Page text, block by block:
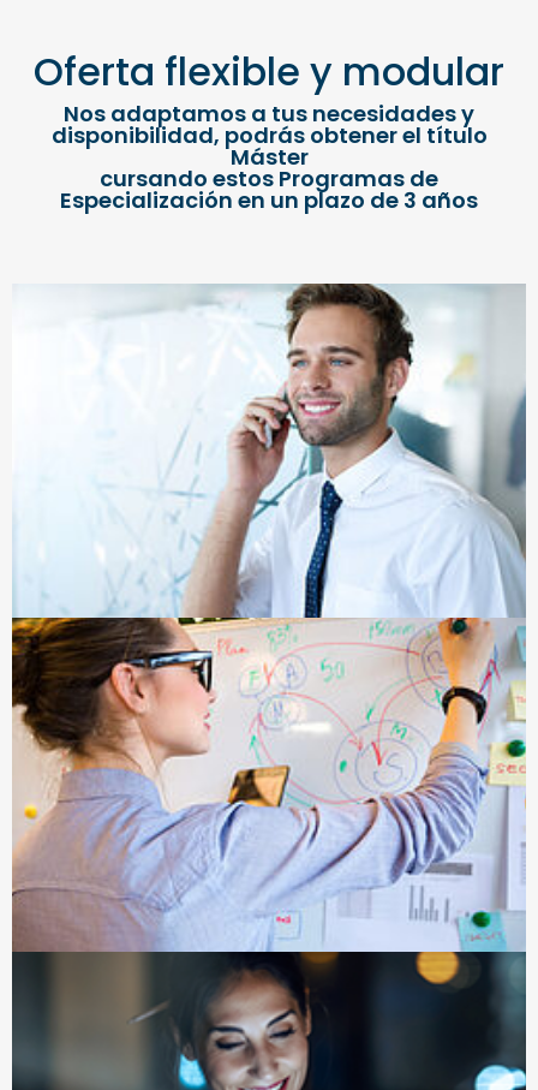
Oferta flexible y modular
Nos adaptamos a tus necesidades y
disponibilidad, podrás obtener el título
Máster
cursando estos Programas de
Especialización en un plazo de 3 años